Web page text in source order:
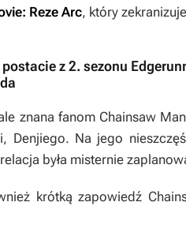
Reze Arc, który
z 2. sezonu
znana fanom Chainsaw
Denjiego. Na jego
była misternie
krótką zapowiedź